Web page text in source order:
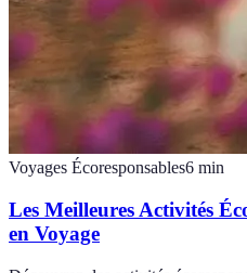
Voyages Écoresponsables6 min
Les Meilleures Activités
en Voyage